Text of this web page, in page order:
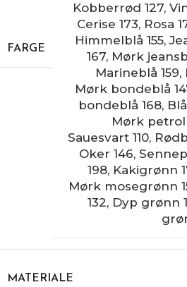
FARGE
Kobberrød 127,
Cerise 173, Rosa
Himmelblå 155,
167, Mørk
Marineblå 159,
Mørk bondeblå
bondeblå 168,
Mørk petrol
Sauesvart 110,
Oker 146,
198, Kakigrønn
Mørk mosegrønn
132, Dyp grønn
MATERIALE